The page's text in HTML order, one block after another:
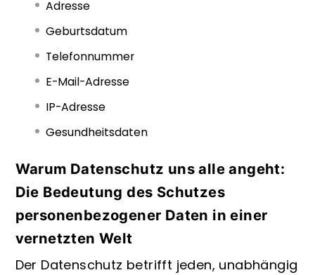
Adresse
Geburtsdatum
Telefonnummer
E-Mail-Adresse
IP-Adresse
Gesundheitsdaten
Warum Datenschutz uns alle angeht:
Die Bedeutung des Schutzes
personenbezogener Daten in einer
vernetzten Welt
Der Datenschutz betrifft jeden, unabhängig